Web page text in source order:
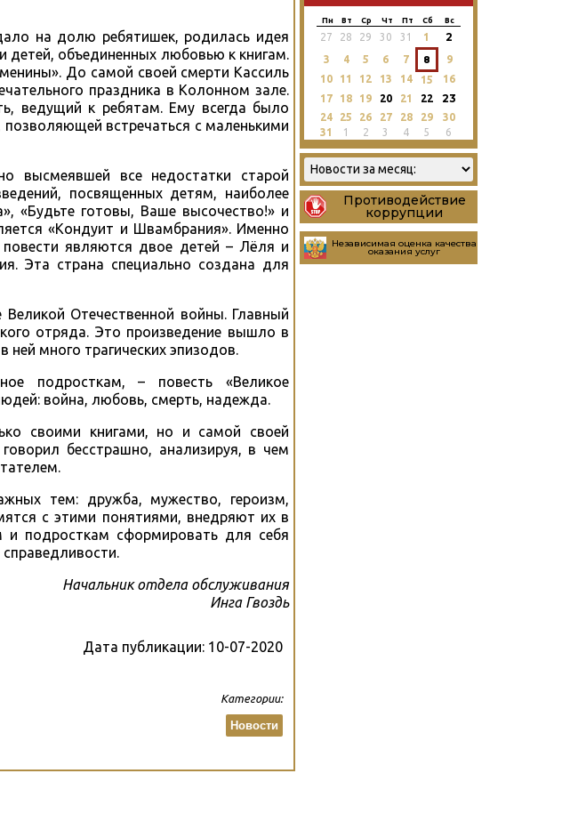
на долю ребятишек, родилась идея
детей, объединенных любовью к книгам.
До самой своей смерти Кассиль
праздника в Колонном зале.
ведущий к ребятам. Ему всегда было
встречаться с маленькими
высмеявшей все недостатки старой
посвященных детям, наиболее
«Будьте готовы, Ваше высочество!» и
«Кондуит и Швамбрания». Именно
являются двое детей – Лёля и
Эта страна специально создана для
Отечественной войны. Главный
отряда. Это произведение вышло в
ней много трагических эпизодов.
подросткам, – повесть «Великое
война, любовь, смерть, надежда.
своими книгами, но и самой своей
бесстрашно, анализируя, в чем
тем: дружба, мужество, героизм,
с этими понятиями, внедряют их в
и подросткам сформировать для себя
Начальник отдела обслуживания
Инга Гвоздь
Дата публикации: 10-07-2020
Категории:
Новости
Пн Вт Ср Чт Пт Сб Вс
27 28 29 30 31 1 2
3 4 5 6 7 8
9
10
11 12 13 14 15
16
17
18 19 20 21 22 23
24 25 26 27 28 29
30
31
1 2 3 4 5 6
Противодействие
коррупции
Независимая оценка качества
оказания услуг